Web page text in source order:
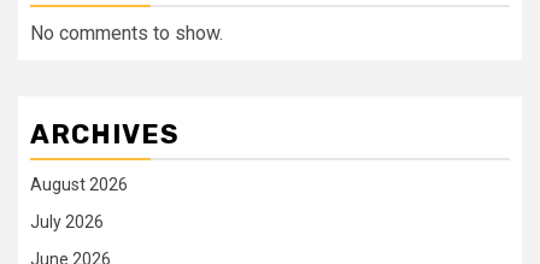
No comments to show.
ARCHIVES
August 2026
July 2026
June 2026